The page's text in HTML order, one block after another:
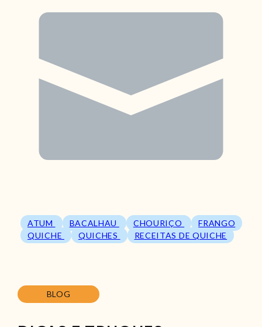
ATUM BACALHAU CHOURIÇO
FRANGO
QUICHE
QUICHES RECEITAS DE QUICHE
BLOG